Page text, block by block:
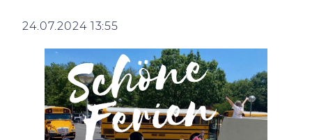
24.07.2024 13:55